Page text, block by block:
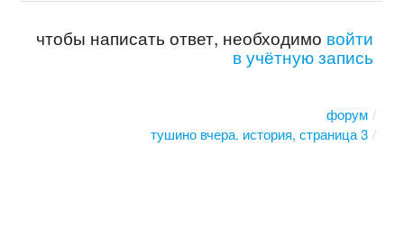
чтобы написать ответ, необходимо войти
в учётную запись
форум
тушино вчера. история, страница 3